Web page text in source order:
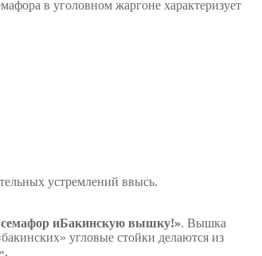
в уголовном жаргоне характеризует
устремлений ввысь.
семафор иБакинскую вышку!». Вышка
угловые стойки делаются из